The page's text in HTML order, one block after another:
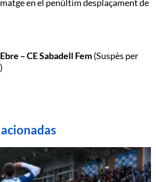
en el penúltim desplaçament de
– CE Sabadell Fem(Suspès per